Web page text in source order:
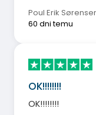
Poul Erik
60 dni temu
OK!!!!!!!!
OK!!!!!!!!